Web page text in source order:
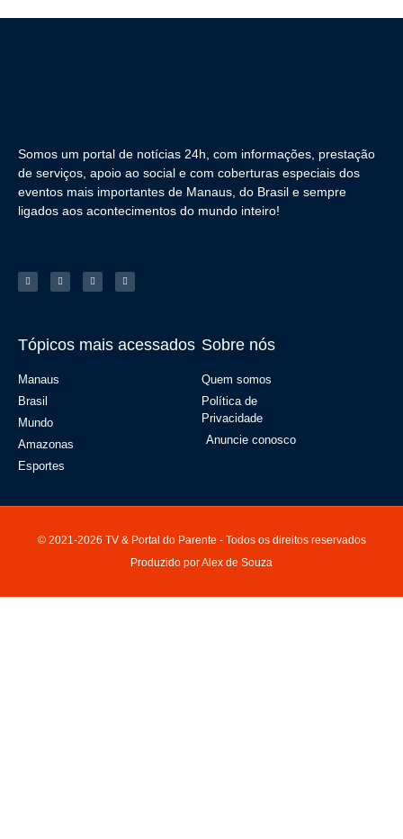
Somos um portal de notícias 24h, com informações, prestação
de serviços, apoio ao social e com coberturas especiais dos
eventos mais importantes de Manaus, do Brasil e sempre
ligados aos acontecimentos do mundo inteiro!
Tópicos mais acessados
Manaus
Brasil
Mundo
Amazonas
Esportes
Sobre nós
Quem somos
Política de
Privacidade
Anuncie conosco
© 2021-2026 TV & Portal do Parente - Todos os direitos reservados
Produzido por Alex de Souza